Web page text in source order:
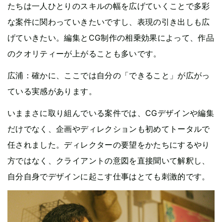
たちは一人ひとりのスキルの幅を広げていくことで多彩
な案件に関わっていきたいですし、表現の引き出しも広
げていきたい。編集とCG制作の相乗効果によって、作品
のクオリティーが上がることも多いです。
広浦：確かに、ここでは自分の「できること」が広がっ
ている実感があります。
いままさに取り組んでいる案件では、CGデザインや編集
だけでなく、企画やディレクションも初めてトータルで
任されました。ディレクターの要望をかたちにするやり
方ではなく、クライアントの意図を直接聞いて解釈し、
自分自身でデザインに起こす仕事はとても刺激的です。